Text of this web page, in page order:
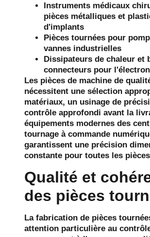
Instruments médicaux
pièces métalliques et
d'implants
Pièces tournées pour
vannes industrielles
Dissipateurs de chaleur et
connecteurs pour
Les pièces de machine de
nécessitent une sélection
matériaux, un usinage de
contrôle approfondi avant la
équipements modernes des
tournage à commande
garantissent une précision
constante pour toutes les
Qualité et
des pièces
La fabrication de pièces
attention particulière au